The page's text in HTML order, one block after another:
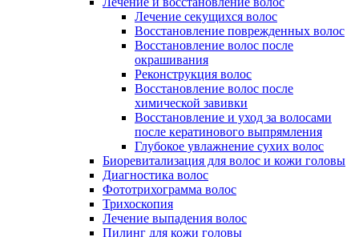
Лечение секущихся волос
Восстановление поврежденных волос
Восстановление волос после
окрашивания
Реконструкция волос
Восстановление волос после
химической завивки
Восстановление и уход за волосами
после кератинового выпрямления
Глубокое увлажнение сухих волос
Биоревитализация для волос и кожи головы
Диагностика волос
Фототрихограмма волос
Трихоскопия
Лечение выпадения волос
Пилинг для кожи головы